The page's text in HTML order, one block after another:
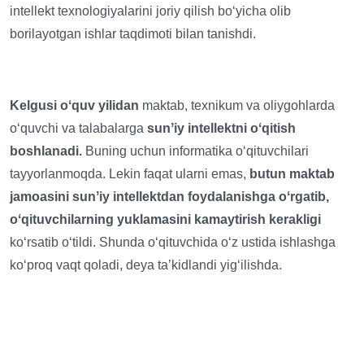
intellekt texnologiyalarini joriy qilish boʻyicha olib
borilayotgan ishlar taqdimoti bilan tanishdi.
Kelgusi oʻquv yilidan maktab, texnikum va oliygohlarda
oʻquvchi va talabalarga sunʼiy intellektni oʻqitish
boshlanadi. Buning uchun informatika oʻqituvchilari
tayyorlanmoqda. Lekin faqat ularni emas, butun maktab
jamoasini sunʼiy intellektdan foydalanishga oʻrgatib,
oʻqituvchilarning yuklamasini kamaytirish kerakligi
koʻrsatib oʻtildi. Shunda oʻqituvchida oʻz ustida ishlashga
koʻproq vaqt qoladi, deya taʼkidlandi yigʻilishda.